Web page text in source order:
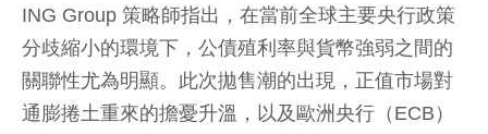
ING Group 策略師指出，在當前全球主要央行政策
分歧縮小的環境下，公債殖利率與貨幣強弱之間的
關聯性尤為明顯。此次拋售潮的出現，正值市場對
通膨捲土重來的擔憂升溫，以及歐洲央行（ECB）